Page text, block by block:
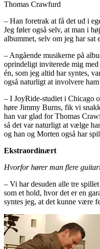
Thomas Crawfurd
– Han foretrak at få det ud i
Jeg føler også selv, at man i
albummet, selv om jeg har sat
– Angående musikerne på
oprindeligt inviterede mig
én, som jeg altid har syntes,
også naturligt at involvere
– I JoyRide-studiet i Chicago
høre Jimmy Burns, fik vi
han var glad for Thomas
så det var naturligt at vælge
og han og Morten også har
Ekstraordinært
Hvorfor hører man flere
– Vi har desuden alle tre
som et hold, hvor det er en
syntes jeg, at det kunne være